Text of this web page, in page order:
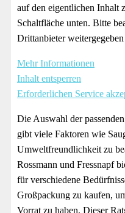
auf den eigentlichen Inhalt
Schaltfläche unten. Bitte
Drittanbieter
Mehr Informationen
Inhalt entsperren
Erforderlichen Service
Die Auswahl der
gibt viele Faktoren wie
Umweltfreundlichkeit zu
Rossmann und Fressnapf
für verschiedene
Großpackung zu kaufen,
Vorrat zu haben. Dieser